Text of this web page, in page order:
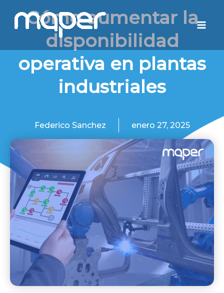
Cómo aumentar la
disponibilidad
operativa en plantas
industriales
Federico Sanchez enero 27, 2025